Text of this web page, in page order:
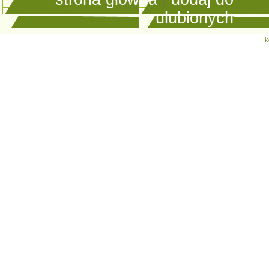
ulubionych